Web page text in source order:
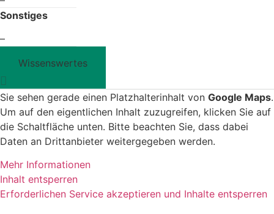
Sonstiges
–
Wissenswertes
Sie sehen gerade einen Platzhalterinhalt von Google Maps.
Um auf den eigentlichen Inhalt zuzugreifen, klicken Sie auf
die Schaltfläche unten. Bitte beachten Sie, dass dabei
Daten an Drittanbieter weitergegeben werden.
Mehr Informationen
Inhalt entsperren
Erforderlichen Service akzeptieren und Inhalte entsperren